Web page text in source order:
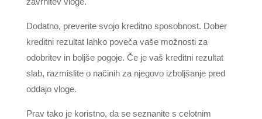
Dodatno, preverite svojo kreditno sposobnost. Dober
kreditni rezultat lahko poveča vaše možnosti za
odobritev in boljše pogoje. Če je vaš kreditni rezultat
slab, razmislite o načinih za njegovo izboljšanje pred
oddajo vloge.
Prav tako je koristno, da se seznanite s celotnim